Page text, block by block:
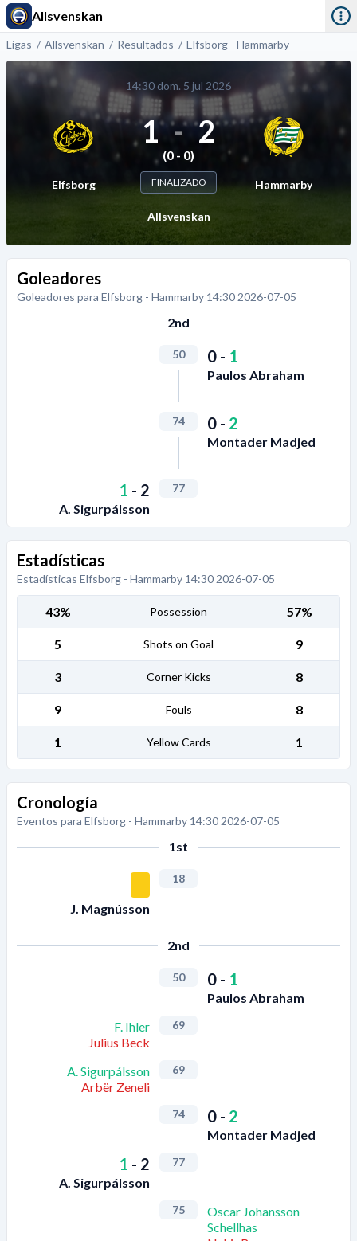
Allsvenskan
Ligas Allsvenskan Resultados Elfsborg - Hammarby
14:30 dom. 5 jul 2026
Elfsborg
1 - 2
(0 - 0)
FINALIZADO Hammarby
Allsvenskan
Goleadores
Goleadores para Elfsborg - Hammarby 14:30 2026-07-05
2nd
50 0 - 1
Paulos Abraham
74 0 - 2
Montader Madjed
1 - 2
A. Sigurpálsson
77
Estadísticas
Estadísticas Elfsborg - Hammarby 14:30 2026-07-05
43% Possession 57%
5 Shots on Goal 9
3 Corner Kicks 8
9 Fouls 8
1 Yellow Cards 1
Cronología
Eventos para Elfsborg - Hammarby 14:30 2026-07-05
1st
J. Magnússon
18
2nd
50 0 - 1
Paulos Abraham
F. Ihler
Julius Beck
69
A. Sigurpálsson
Arbër Zeneli
69
74 0 - 2
Montader Madjed
1 - 2
A. Sigurpálsson
77
75
Oscar Johansson
Schellhas